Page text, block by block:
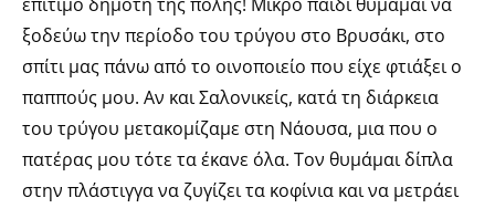
ξοδεύω την περίοδο του τρύγου στο Βρυσάκι, στο
σπίτι μας πάνω από το οινοποιείο που είχε φτιάξει ο
παππούς μου. Αν και Σαλονικείς, κατά τη διάρκεια
του τρύγου μετακομίζαμε στη Νάουσα, μια που ο
πατέρας μου τότε τα έκανε όλα. Τον θυμάμαι δίπλα
στην πλάστιγγα να ζυγίζει τα κοφίνια και να μετράει